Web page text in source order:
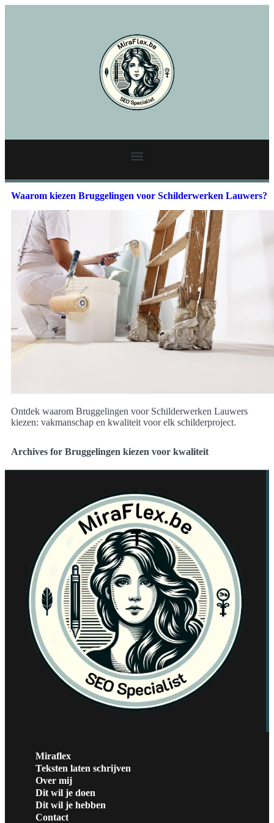
Waarom kiezen Bruggelingen voor Schilderwerken Lauwers?
Ontdek waarom Bruggelingen voor Schilderwerken Lauwers
kiezen: vakmanschap en kwaliteit voor elk schilderproject.
Archives for Bruggelingen kiezen voor kwaliteit
Miraflex
Teksten laten schrijven
Over mij
Dit wil je doen
Dit wil je hebben
Contact